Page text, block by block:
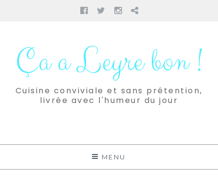
Facebook
TwitterInstagram
Pinterest
contenuÇa a Leyre bon !
Cuisine conviviale et sans prétention,
livrée avec l'humeur du jour
MENU